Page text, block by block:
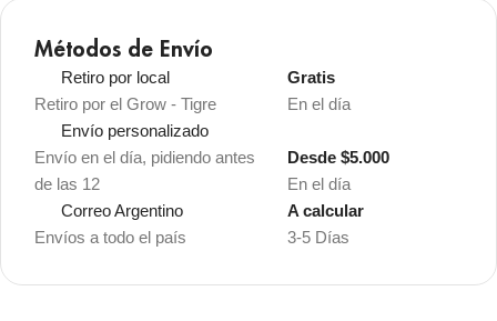
Métodos de Envío
Retiro por local
Retiro por el Grow - Tigre
En el día
Gratis
Envío personalizado
Envío en el día, pidiendo antes
de las 12
En el día
Desde $5.000
Correo Argentino
Envíos a todo el país
3-5 Días
A calcular